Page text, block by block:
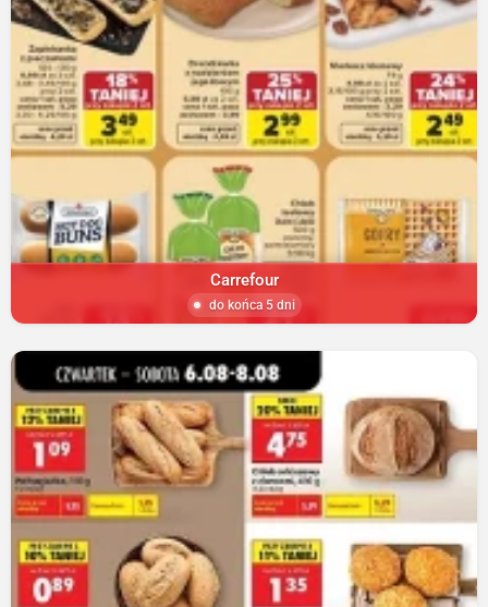
Carrefour
do końca 5 dni